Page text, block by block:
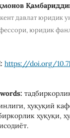
давлат юридик
юридик
https://doi.org/
ҳуқуқий
ҳуқуқи,